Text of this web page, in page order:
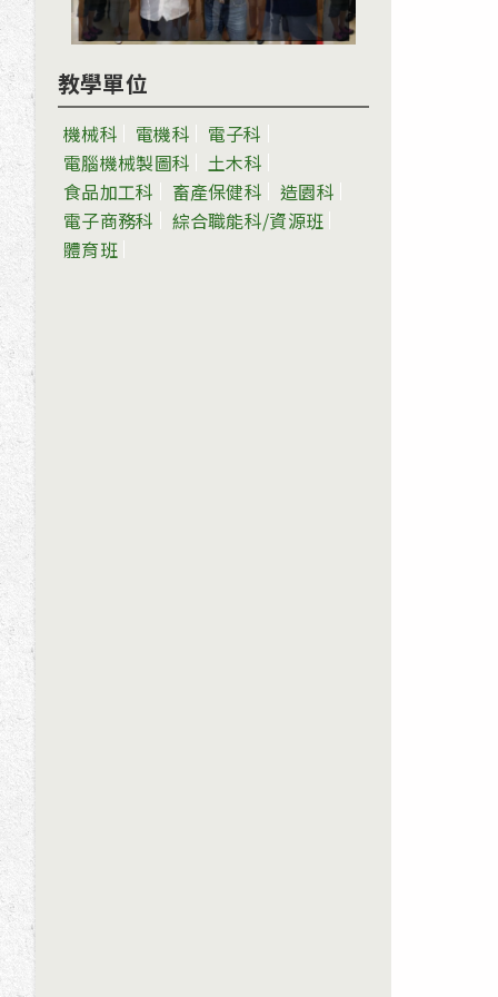
教學單位
機械科 電機科
電子科
電腦機械製圖科
土木科
食品加工科
畜產保健科
造園科
電子商務科
綜合職能科/資源班
體育班